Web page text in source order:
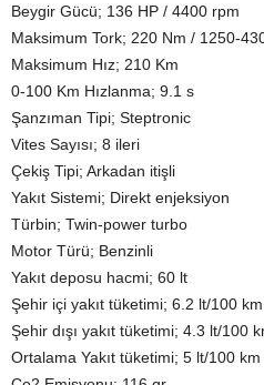
Beygir Gücü; 136 HP / 4400 rpm
Maksimum Tork; 220 Nm / 1250-
Maksimum Hız; 210 Km
0-100 Km Hızlanma; 9.1 s
Şanzıman Tipi; Steptronic
Vites Sayısı; 8 ileri
Çekiş Tipi; Arkadan itişli
Yakıt Sistemi; Direkt enjeksiyon
Türbin; Twin-power turbo
Motor Türü; Benzinli
Yakıt deposu hacmi; 60 lt
Şehir içi yakıt tüketimi; 6.2 lt/100 km
Şehir dışı yakıt tüketimi; 4.3 lt/100
Ortalama Yakıt tüketimi; 5 lt/100 km